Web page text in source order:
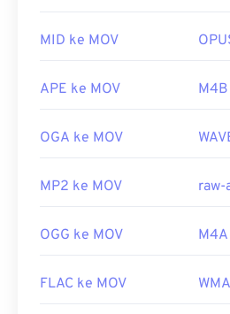
perangkat seluler.
menggunakan ekstensi MOV,
tidak terkait, yang satu sudah
dapat dibuka di QuickTime.
Tautan yang berguna:
MID ke MOV
APE ke MOV
OGA ke MOV
MP2 ke MOV raw-
OGG ke MOV
FLAC ke MOV